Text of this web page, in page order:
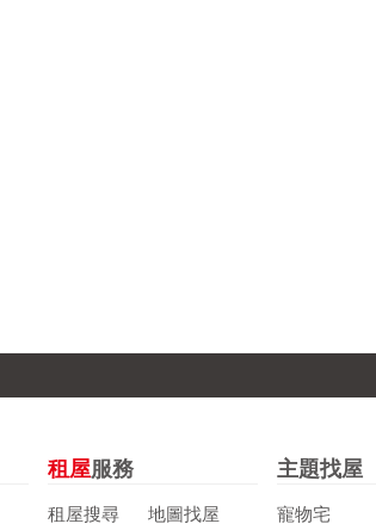
租屋服務
租屋搜尋 地圖找屋
主題找屋
寵物宅